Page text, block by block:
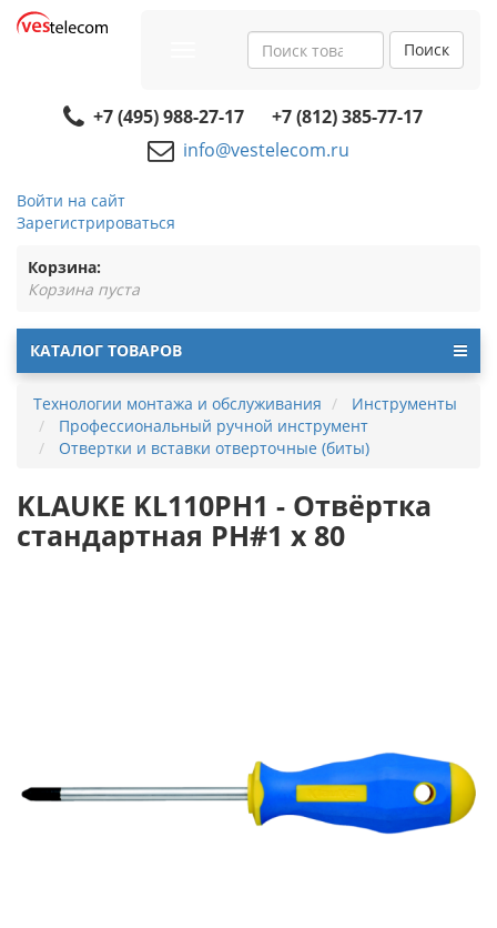
navigation
Поиск
+7 (495) 988-27-17
+7 (812) 385-77-17
info@vestelecom.ru
Войти на сайт
Зарегистрироваться
Корзина:
Корзина пуста
КАТАЛОГ ТОВАРОВ
Технологии монтажа и обслуживания
Инструменты
Профессиональный ручной инструмент
Отвертки и вставки отверточные (биты)
KLAUKE KL110PH1 - Отвёртка
стандартная PH#1 x 80